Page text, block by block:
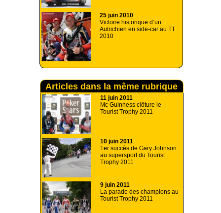
25 juin 2010
Victoire historique d’un
Autrichien en side-car au TT
2010
Articles dans la même rubrique
11 juin 2011
Mc Guinness clôture le
Tourist Trophy 2011
10 juin 2011
1er succès de Gary Johnson
au supersport du Tourist
Trophy 2011
9 juin 2011
La parade des champions au
Tourist Trophy 2011